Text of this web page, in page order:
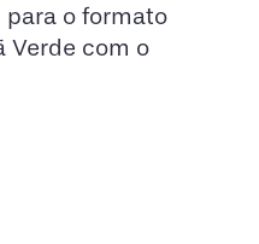
o formato
Verde com o